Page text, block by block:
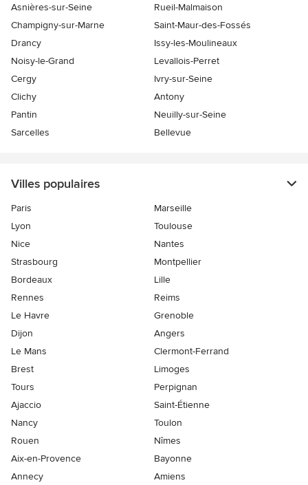
Asnières-sur-Seine
Rueil-Malmaison
Champigny-sur-Marne
Saint-Maur-des-Fossés
Drancy
Issy-les-Moulineaux
Noisy-le-Grand
Levallois-Perret
Cergy
Ivry-sur-Seine
Clichy
Antony
Pantin
Neuilly-sur-Seine
Sarcelles
Bellevue
Villes populaires
Paris
Marseille
Lyon
Toulouse
Nice
Nantes
Strasbourg
Montpellier
Bordeaux
Lille
Rennes
Reims
Le Havre
Grenoble
Dijon
Angers
Le Mans
Clermont-Ferrand
Brest
Limoges
Tours
Perpignan
Ajaccio
Saint-Étienne
Nancy
Toulon
Rouen
Nîmes
Aix-en-Provence
Bayonne
Annecy
Amiens